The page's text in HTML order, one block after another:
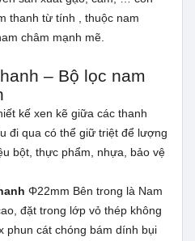
thanh từ tính , thuộc nam
châm mạnh mẽ.
– Bộ lọc nam
kế xen kẽ giữa các thanh
đi qua có thể giữ triệt để lượng
bột, thực phẩm, nhựa, bảo vệ
Φ22mm Bên trong là Nam
đặt trong lớp vỏ thép không
phun cát chóng bám dính bụi